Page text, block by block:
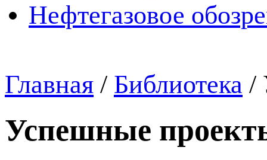
Нефтегазовое
Главная / Библиотека /
Успешные